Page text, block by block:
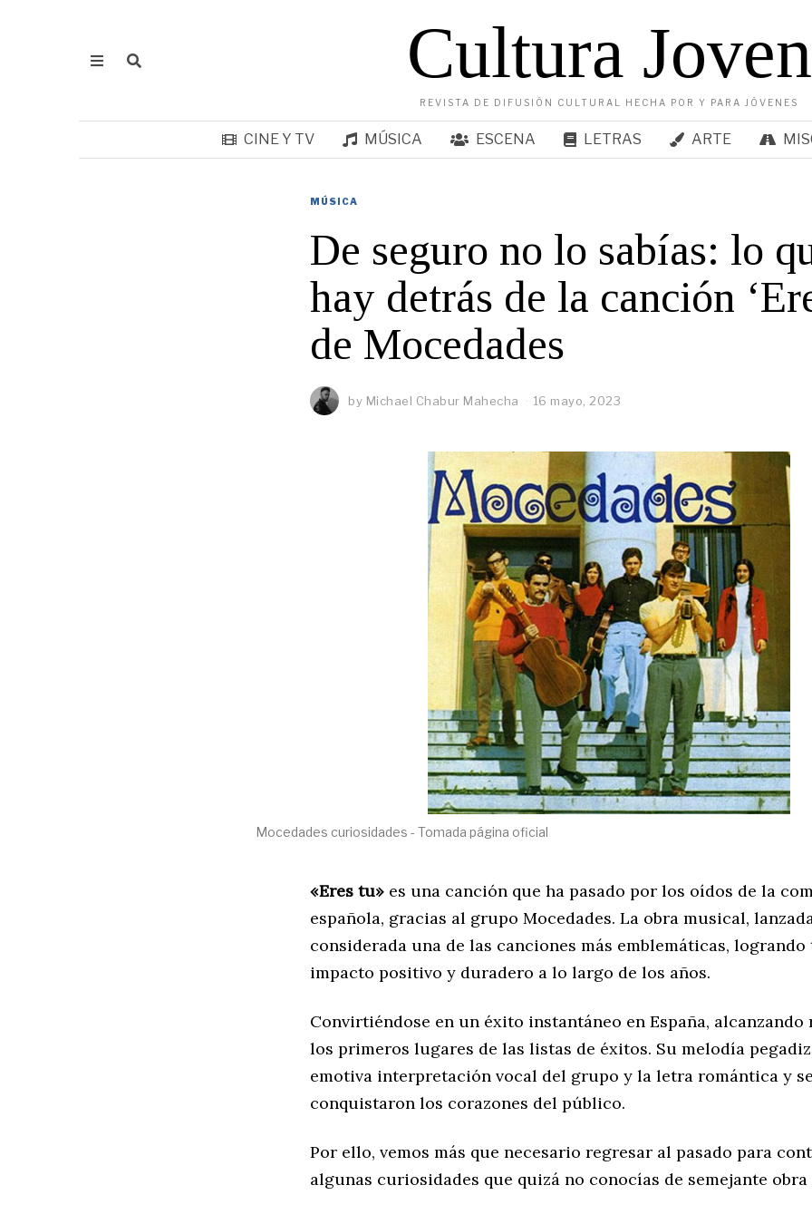
Cultura Joven
REVISTA DE DIFUSIÓN CULTURAL HECHA POR Y PARA JÓVENES
CINE Y TV MÚSICA ESCENA LETRAS ARTE
MÚSICA
De seguro no lo sabías: lo
hay detrás de la canción
de Mocedades
by Michael Chabur Mahecha 16 mayo, 2023
Mocedades curiosidades - Tomada página oficial
«Eres tu» es una canción que ha pasado por los oídos de la
española, gracias al grupo Mocedades. La obra musical, lanzada
considerada una de las canciones más emblemáticas,
impacto positivo y duradero a lo largo de los años.
Convirtiéndose en un éxito instantáneo en España, alcanzando
los primeros lugares de las listas de éxitos. Su melodía
emotiva interpretación vocal del grupo y la letra romántica y
conquistaron los corazones del público.
Por ello, vemos más que necesario regresar al pasado para
algunas curiosidades que quizá no conocías de semejante obra